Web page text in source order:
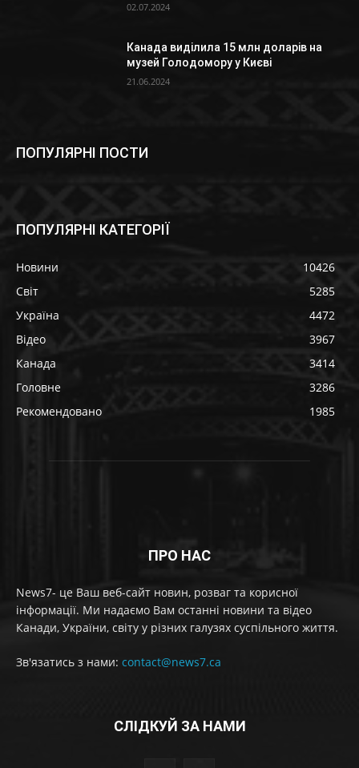
02.07.2024
Канада виділила 15 млн доларів на
музей Голодомору у Києві
21.06.2024
ПОПУЛЯРНІ ПОСТИ
ПОПУЛЯРНІ КАТЕГОРІЇ
Новини
10426
Світ
5285
Україна
4472
Відео
3967
Канада
3414
Головне
3286
Рекомендовано
1985
ПРО НАС
News7- це Ваш веб-сайт новин, розваг та корисної
інформації. Ми надаємо Вам останні новини та відео
Канади, України, світу у різних галузях суспільного життя.
Зв'язатись з нами: contact@news7.ca
СЛІДКУЙ ЗА НАМИ